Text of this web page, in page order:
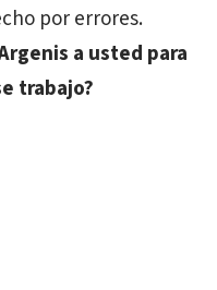
por errores.
a usted para
trabajo?